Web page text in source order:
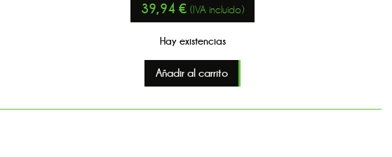
Hay existencias
Añadir al carrito
39,94€ (IVA incluido)